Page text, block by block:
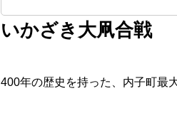
いかざき大凧合戦
400年の歴史を持った、内子町最